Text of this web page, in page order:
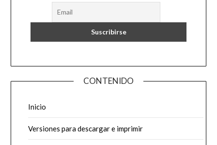
CONTENIDO
Inicio
Versiones para descargar e imprimir